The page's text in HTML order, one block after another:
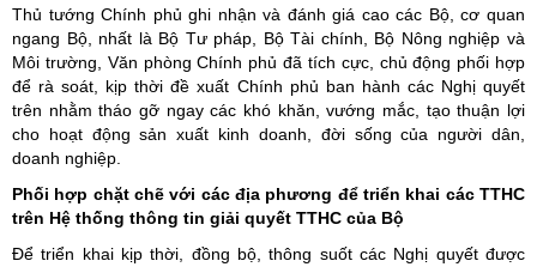
Thủ tướng Chính phủ ghi nhận và đánh giá cao các Bộ, cơ quan
ngang Bộ, nhất là Bộ Tư pháp, Bộ Tài chính, Bộ Nông nghiệp và
Môi trường, Văn phòng Chính phủ đã tích cực, chủ động phối hợp
để rà soát, kịp thời đề xuất Chính phủ ban hành các Nghị quyết
trên nhằm tháo gỡ ngay các khó khăn, vướng mắc, tạo thuận lợi
cho hoạt động sản xuất kinh doanh, đời sống của người dân,
doanh nghiệp.
Phối hợp chặt chẽ với các địa phương để triển khai các TTHC
trên Hệ thống thông tin giải quyết TTHC của Bộ
Để triển khai kịp thời, đồng bộ, thông suốt các Nghị quyết được